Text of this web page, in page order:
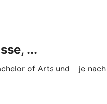
...
of Arts und – je